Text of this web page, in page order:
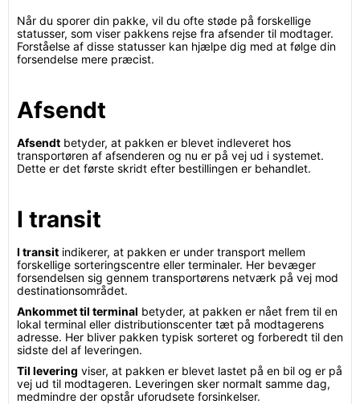
Når du sporer din pakke, vil du ofte støde på forskellige
statusser, som viser pakkens rejse fra afsender til modtager.
Forståelse af disse statusser kan hjælpe dig med at følge din
forsendelse mere præcist.
Afsendt
Afsendt betyder, at pakken er blevet indleveret hos
transportøren af afsenderen og nu er på vej ud i systemet.
Dette er det første skridt efter bestillingen er behandlet.
I transit
I transit indikerer, at pakken er under transport mellem
forskellige sorteringscentre eller terminaler. Her bevæger
forsendelsen sig gennem transportørens netværk på vej mod
destinationsområdet.
Ankommet til terminal betyder, at pakken er nået frem til en
lokal terminal eller distributionscenter tæt på modtagerens
adresse. Her bliver pakken typisk sorteret og forberedt til den
sidste del af leveringen.
Til levering viser, at pakken er blevet lastet på en bil og er på
vej ud til modtageren. Leveringen sker normalt samme dag,
medmindre der opstår uforudsete forsinkelser.